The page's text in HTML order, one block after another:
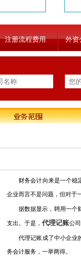
注册流程费用 外资
财务会计向来是一个稳定
企业而言不是问题，但对于
据数据显示，聘用一个财
支出。于是， 代理记账公
代理记账成了中小企业的
务会计服务，一举两得。